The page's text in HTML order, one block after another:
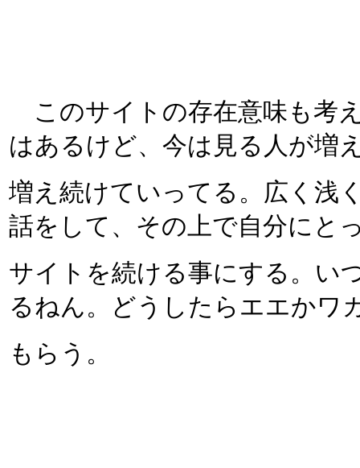
このサイトの存在意味も考
はあるけど、今は見る人が増
増え続けていってる。広く浅
話をして、その上で自分にと
サイトを続ける事にする。い
るねん。どうしたらエエかワ
もらう。